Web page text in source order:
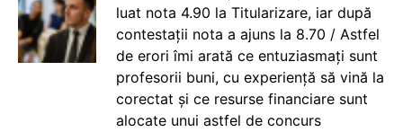
luat nota 4.90 la Titularizare, iar după
contestații nota a ajuns la 8.70 / Astfel
de erori îmi arată ce entuziasmați sunt
profesorii buni, cu experiență să vină la
corectat și ce resurse financiare sunt
alocate unui astfel de concurs